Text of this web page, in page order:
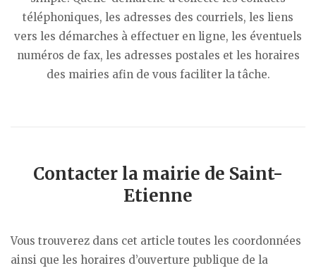
téléphoniques, les adresses des courriels, les liens
vers les démarches à effectuer en ligne, les éventuels
numéros de fax, les adresses postales et les horaires
des mairies afin de vous faciliter la tâche.
Contacter la mairie de Saint-
Etienne
Vous trouverez dans cet article toutes les coordonnées
ainsi que les horaires d’ouverture publique de la